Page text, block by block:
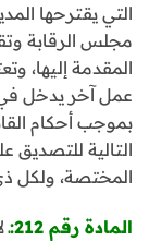
التي يقترحها
مجلس الرقابة
المقدمة إليها،
عمل آخر يدخل
بموجب أحكام
التالية للتصديق
المختصة، ولكل
المادة رقم 212:ـ